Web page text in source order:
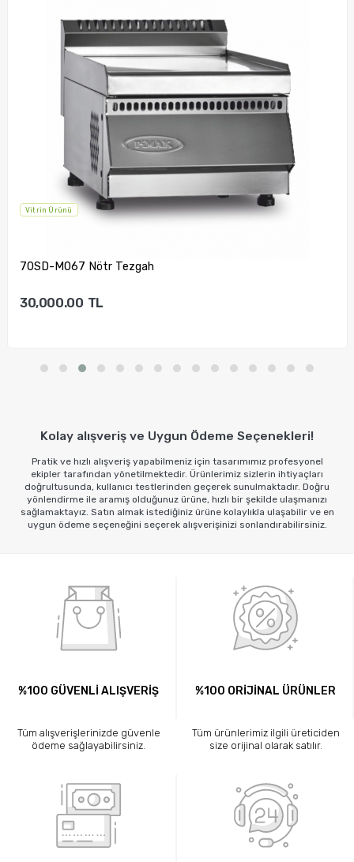
Vitrin Ürünü
Kolay alışveriş ve Uygun Ödeme Seçenekleri!
Pratik ve hızlı alışveriş yapabilmeniz için tasarımımız profesyonel
ekipler tarafından yönetilmektedir. Ürünlerimiz sizlerin ihtiyaçları
doğrultusunda, kullanıcı testlerinden geçerek sunulmaktadır. Doğru
yönlendirme ile aramış olduğunuz ürüne, hızlı bir şekilde ulaşmanızı
sağlamaktayız. Satın almak istediğiniz ürüne kolaylıkla ulaşabilir ve en
uygun ödeme seçeneğini seçerek alışverişinizi sonlandırabilirsiniz.
%100 GÜVENLİ ALIŞVERİŞ
Tüm alışverişlerinizde güvenle
ödeme sağlayabilirsiniz.
%100 ORİJİNAL ÜRÜNLER
Tüm ürünlerimiz ilgili üreticiden
size orijinal olarak satılır.